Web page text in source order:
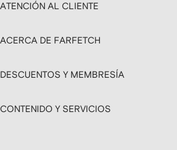
ATENCIÓN AL CLIENTE
ACERCA DE FARFETCH
DESCUENTOS Y MEMBRESÍA
CONTENIDO Y SERVICIOS